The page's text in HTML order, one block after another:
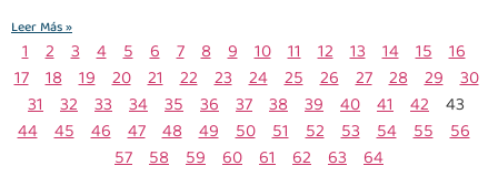
Leer Más »
1 2 3 4 5 6 7 8 9 10 11 12 13 14 15 16
17 18 19 20 21 22 23 24 25 26 27 28 29 30
31 32 33 34 35 36 37 38 39 40 41 42 43
44 45 46 47 48 49 50 51 52 53 54 55 56
57 58 59 60 61 62 63 64